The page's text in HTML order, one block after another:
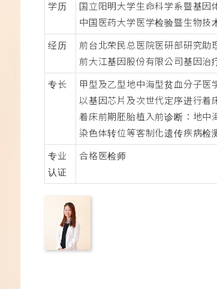
学历
国立阳明大学生命科学系暨基因
中国医药大学医学检验暨生物技
经历
前台北荣民总医院医研部研究助
前大江基因股份有限公司基因治
专长
甲型及乙型地中海型贫血分子医
以基因芯片及次世代定序进行着
着床前期胚胎植入前诊断：地中
染色体转位等客制化遗传疾病检
专业
认证
合格医检师